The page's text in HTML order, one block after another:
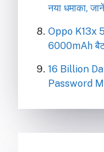
नया धमाका,
Oppo K13x
6000mAh
16 Billion
Password